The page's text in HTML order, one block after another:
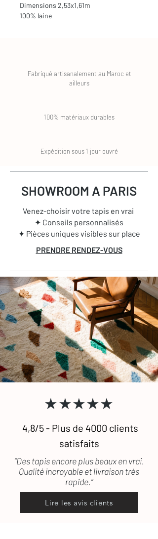
Dimensions 2,53x1,61m
100% laine
Fabriqué artisanalement au Maroc et
ailleurs
100% matériaux durables
Expédition sous 1 jour ouvré
SHOWROOM A PARIS
Venez-choisir votre tapis en vrai
✦ Conseils personnalisés
✦ Pièces uniques visibles sur place
PRENDRE RENDEZ-VOUS
★★★★★
4,8/5 - Plus de 4000 clients
satisfaits
“Des tapis encore plus beaux en vrai.
Qualité incroyable et livraison très
rapide.”
Lire les avis clients